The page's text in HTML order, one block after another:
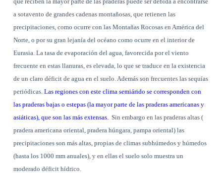
a sotavento de grandes cadenas montañosas, que retienen las
precipitaciones, como ocurre con las Montañas Rocosas en América del
Norte, o por su gran lejanía del océano como ocurre en el interior de
Eurasia. La tasa de evaporación del agua, favorecida por el viento
frecuente en estas llanuras, es elevada, lo que se traduce en la existencia
de un claro déficit de agua en el suelo. Además son frecuentes las sequías
periódicas. Las regiones con este clima semiárido se corresponden con
las praderas bajas o estepas (la mayor parte de las praderas americanas y
asiáticas), que son las más extensas. Sin embargo en las praderas altas (
pradera americana oriental, pradera húngara, pampa oriental) las
precipitaciones son más altas, propias de climas subhúmedos y húmedos
(hasta los 1000 mm anuales), y en ellas el suelo solo muestra un
moderado déficit hídrico.